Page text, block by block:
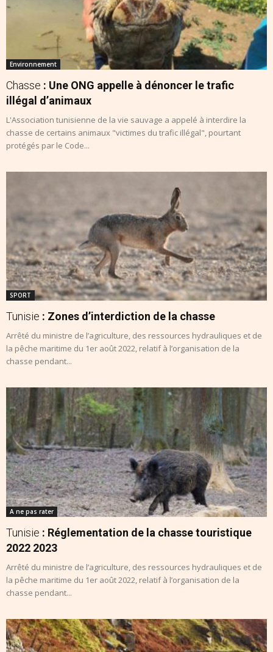
Environnement
Chasse : Une ONG appelle à dénoncer le trafic
illégal d’animaux
L'Association tunisienne de la vie sauvage a appelé à interdire la
chasse de certains animaux "victimes du trafic illégal", pourtant
protégés par le Code...
SPORT
Tunisie : Zones d’interdiction de la chasse
Arrêté du ministre de l’agriculture, des ressources hydrauliques et de
la pêche maritime du 1er août 2022, relatif à l’organisation de la
chasse pendant...
A ne pas rater
Tunisie : Réglementation de la chasse touristique
2022 2023
Arrêté du ministre de l’agriculture, des ressources hydrauliques et de
la pêche maritime du 1er août 2022, relatif à l’organisation de la
chasse pendant...